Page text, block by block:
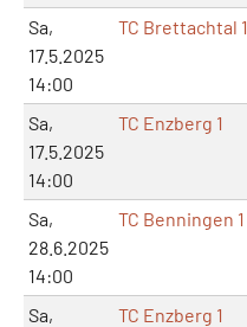
Sa,
17.5.2025
14:00
TC Brettachtal 1
Sa,
17.5.2025
14:00
TC Enzberg 1
Sa,
28.6.2025
14:00
TC Benningen 1
Sa,
TC Enzberg 1